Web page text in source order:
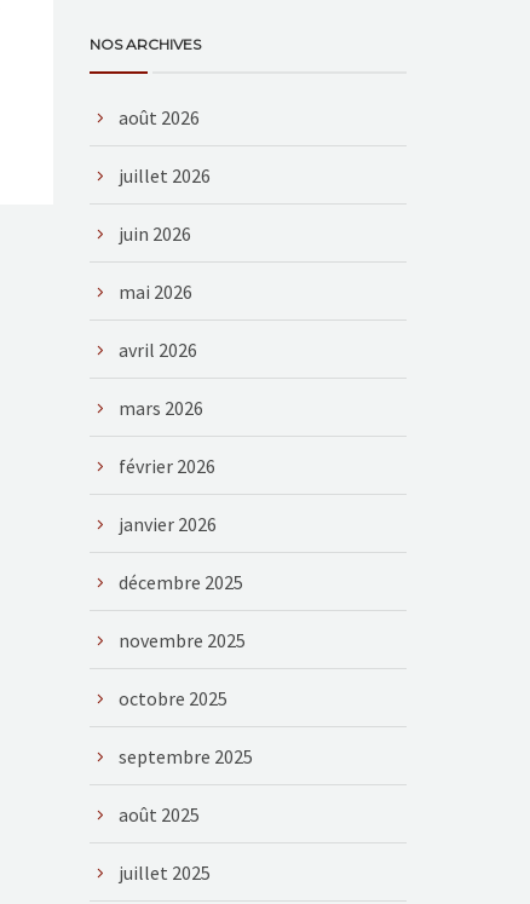
NOS ARCHIVES
août 2026
juillet 2026
juin 2026
mai 2026
avril 2026
mars 2026
février 2026
janvier 2026
décembre 2025
novembre 2025
octobre 2025
septembre 2025
août 2025
juillet 2025